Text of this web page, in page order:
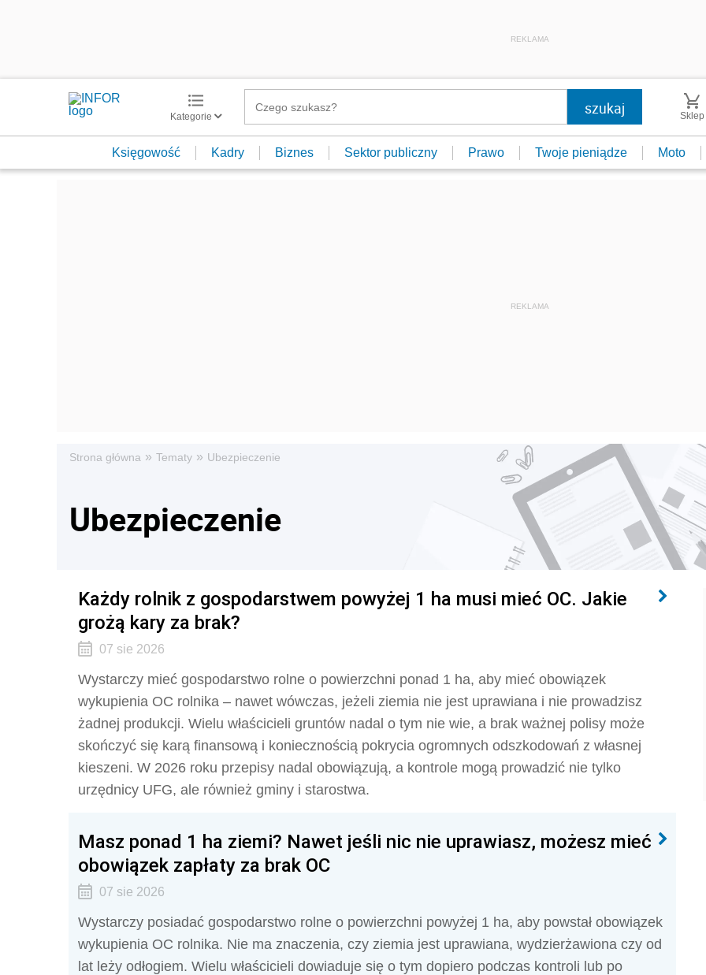
REKLAMA
Kategorie Sklep
Księgowość Kadry Biznes Sektor publiczny Prawo Twoje pieniądze Moto
Strona główna » Tematy » Ubezpieczenie
Ubezpieczenie
Każdy rolnik z gospodarstwem powyżej 1 ha musi mieć OC. Jakie
grożą kary za brak?
07 sie 2026
Wystarczy mieć gospodarstwo rolne o powierzchni ponad 1 ha, aby mieć obowiązek
wykupienia OC rolnika – nawet wówczas, jeżeli ziemia nie jest uprawiana i nie prowadzisz
żadnej produkcji. Wielu właścicieli gruntów nadal o tym nie wie, a brak ważnej polisy może
skończyć się karą finansową i koniecznością pokrycia ogromnych odszkodowań z własnej
kieszeni. W 2026 roku przepisy nadal obowiązują, a kontrole mogą prowadzić nie tylko
urzędnicy UFG, ale również gminy i starostwa.
Masz ponad 1 ha ziemi? Nawet jeśli nic nie uprawiasz, możesz mieć
obowiązek zapłaty za brak OC
07 sie 2026
Wystarczy posiadać gospodarstwo rolne o powierzchni powyżej 1 ha, aby powstał obowiązek
wykupienia OC rolnika. Nie ma znaczenia, czy ziemia jest uprawiana, wydzierżawiona czy od
lat leży odłogiem. Wielu właścicieli dowiaduje się o tym dopiero podczas kontroli lub po